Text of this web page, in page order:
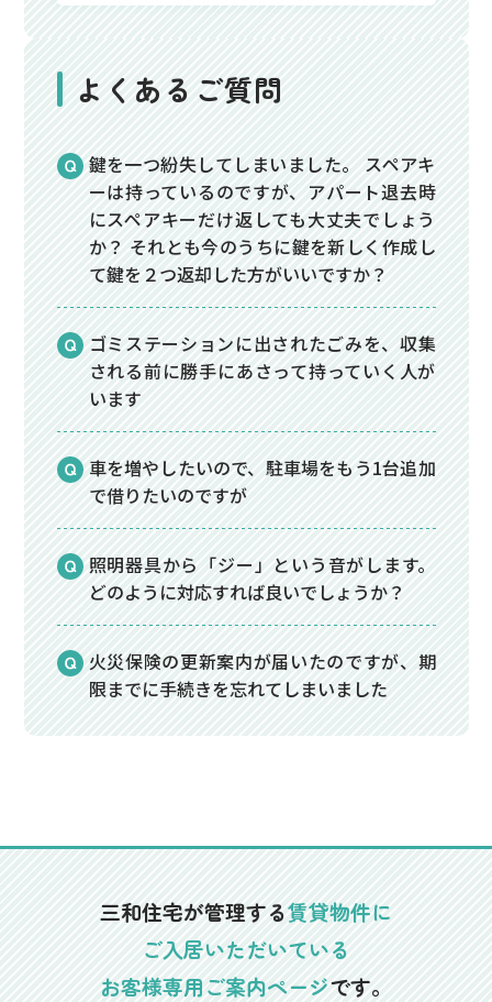
よくあるご質問
鍵を一つ紛失してしまいました。 スペアキ
ーは持っているのですが、アパート退去時
にスペアキーだけ返しても大丈夫でしょう
か？ それとも今のうちに鍵を新しく作成し
て鍵を２つ返却した方がいいですか？
ゴミステーションに出されたごみを、収集
される前に勝手にあさって持っていく人が
います
車を増やしたいので、駐車場をもう1台追加
で借りたいのですが
照明器具から「ジー」という音がします。
どのように対応すれば良いでしょうか？
火災保険の更新案内が届いたのですが、期
限までに手続きを忘れてしまいました
三和住宅が管理する賃貸物件に
ご入居いただいている
お客様専用ご案内ページです。